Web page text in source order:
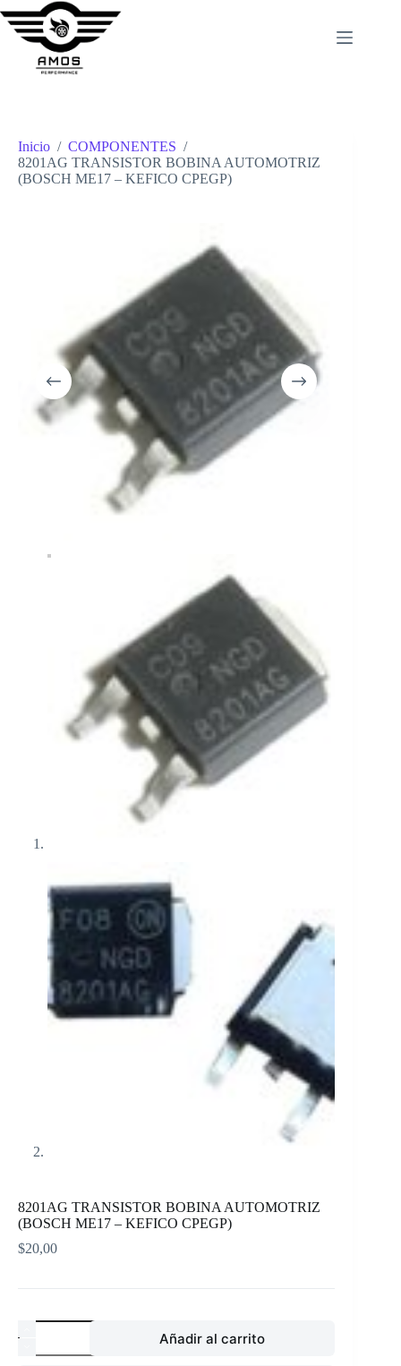
al
contenido
Inicio / COMPONENTES /
8201AG TRANSISTOR BOBINA AUTOMOTRIZ
(BOSCH ME17 – KEFICO CPEGP)
8201AG TRANSISTOR BOBINA AUTOMOTRIZ
(BOSCH ME17 – KEFICO CPEGP)
$20,00
8201AG
TRANSISTOR
BOBINA
Añadir al carrito